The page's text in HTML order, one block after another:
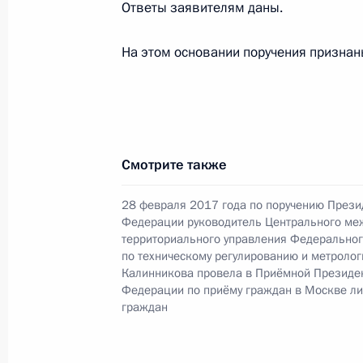
28 февраля 2017 года, вторник
граждан в Москве личный приём
29 декабря 2016 года, четверг
Исполнены поручения, данные по
Ответы заявителям даны.
На этом основании поручения
Смотрите также
28 февраля 2017 года по поручению
Федерации руководитель Центрального
территориального управления
по техническому регулированию и
Калинникова провела в Приёмной
Федерации по приёму граждан в Москве
граждан